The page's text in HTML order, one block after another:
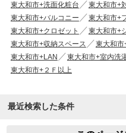
東大和市+洗面化粧台
東大和市+
東大和市+バルコニー
東大和市+
東大和市+クロゼット
東大和市+
東大和市+収納スペース
東大和市
東大和市+LAN
東大和市+室内洗
東大和市+２Ｆ以上
最近検索した条件